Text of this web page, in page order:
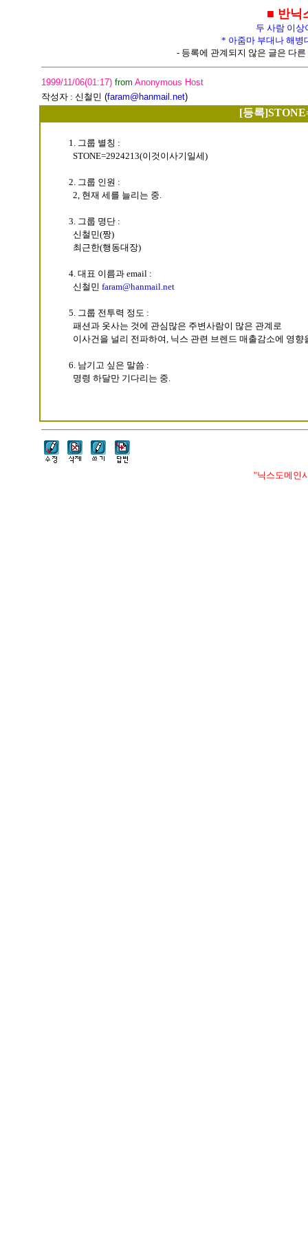
■ 반닉
두 사람 이상
* 아줌마 부대나 해병
- 등록에 관계되지 않은 글은 다
1999/11/06(01:17)from Anonymous Host
작성자 : 신철민 (faram@hanmail.net)
[등록
1. 그룹 별칭 :
STONE=2924213(이것이사기일세)
2. 그룹 인원 :
2, 현재 세를 늘리는 중.
3. 그룹 명단 :
신철민(짱)
최근한(행동대장)
4. 대표 이름과 email :
신철민 faram@hanmail.net
5. 그룹 전투력 정도 :
패션과 옷사는 것에 관심많은 주변사람이 많은 관계로
이사건을 널리 전파하여, 닉스 관련 브렌드 매출감소에 영향
6. 남기고 싶은 말씀 :
명령 하달만 기다리는 중.
"닉스도메인